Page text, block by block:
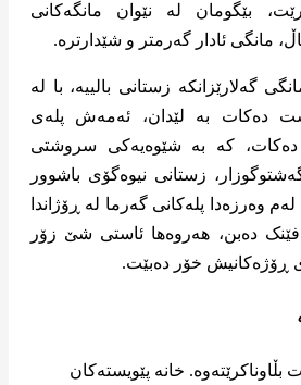
بێگومان لە نێوان مانگەکانی
مانگی ئادار گەرمتر و شێدارترە.
گه‌لارێزانکە زستانی بالییە، با لە
دەکات بە لێدان، ئەمەش پلەی
دەکات، کە بە شێوەیەکی سروشتی
زستانی نیوەگۆی باشوور
وەرزەدا پلەکانی گەرما لە ڕۆژاندا
دەبن، هەروەها ئاستی شێ زۆر
ڕۆژەکانیش خۆر دەبێت.
بڵاوناکرێتەوە. خانە پێویستەکان